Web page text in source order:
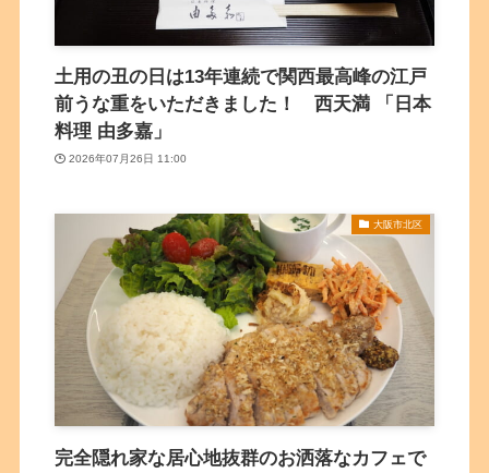
土用の丑の日は13年連続で関西最高峰の江戸
前うな重をいただきました！ 西天満 「日本
料理 由多嘉」
2026年07月26日 11:00
大阪市北区
完全隠れ家な居心地抜群のお洒落なカフェで